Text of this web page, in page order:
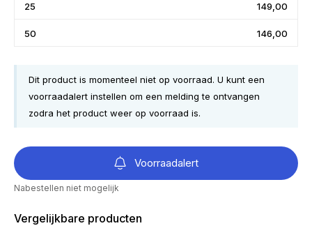
25 149,00
50 146,00
Dit product is momenteel niet op voorraad. U kunt een
voorraadalert instellen om een melding te ontvangen
zodra het product weer op voorraad is.
Voorraadalert
Nabestellen niet mogelijk
Vergelijkbare producten